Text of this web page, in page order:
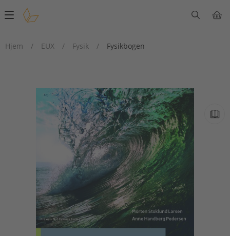
Main
Hjem
/ EUX / Fysik / Fysikbogen